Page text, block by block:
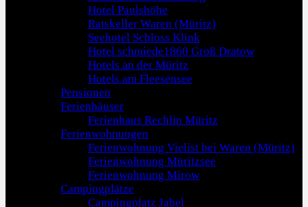
Hotel Paulshöhe
Ratskeller Waren (Müritz)
Seehotel Schloss Klink
Hotel schmiede1860 Groß Dratow
Hotels an der Müritz
Hotels am Fleesensee
Pensionen
Ferienhäuser
Ferienhaus Rechlin Müritz
Ferienwohnungen
Ferienwohnung Vielist bei Waren (Müritz)
Ferienwohnung Müritzsee
Ferienwohnung Mirow
Campingplätze
Campingplatz Jabel